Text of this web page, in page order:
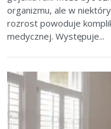
organizmu, ale w
rozrost powoduje
medycznej. Występuje...